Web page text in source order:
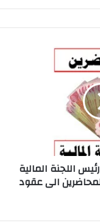
اللجنة المالية
الى عقود